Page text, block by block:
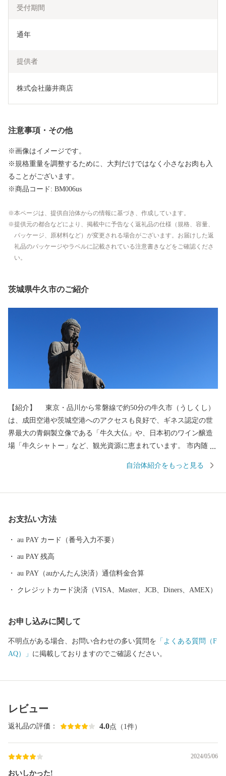
受付期間
通年
提供者
株式会社藤井商店
注意事項・その他
※画像はイメージです。
※規格重量を調整するために、大判だけではなく小さなお肉も入
ることがございます。
※商品コード: BM006us
本ページは、提供自治体からの情報に基づき、作成しています。
提供元の都合などにより、掲載中に予告なく返礼品の仕様（規格、容量、
パッケージ、原材料など）が変更される場合がございます。お届けした返
礼品のパッケージやラベルに記載されている注意書きなどをご確認くださ
い。
茨城県牛久市のご紹介
【紹介】 東京・品川から常磐線で約50分の牛久市（うしくし）
は、成田空港や茨城空港へのアクセスも良好で、ギネス認定の世
界最大の青銅製立像である「牛久大仏」や、日本初のワイン醸造
場「牛久シャトー」など、観光資源に恵まれています。 市内随一
た画家「小川芋銭」のアトリエである雲魚亭（小川芋銭記念館）
ください。 【見どころ】 ・牛久シャトー 明治期の実業家、神
た牛久市を代表する歴史ある施設です。傅兵衛は、ブランデーの
カクテル「電気ブラン」や輸入葡萄酒を日本人の口に合うように
甘く精製した「蜂印香鼠葡萄酒」をヒットさせ、葡萄栽培からワ
は育たないとされていましたが、調査研究を重ね、1898年に広さ2
自治体紹介をもっと見る
お支払い方法
au PAY カード（番号入力不要）
au PAY 残高
au PAY（auかんたん決済）通信料金合算
クレジットカード決済（VISA、Master、JCB、Diners、AMEX）
お申し込みに関して
不明点がある場合、お問い合わせの多い質問を 「よくある質問（F
AQ）」 に掲載しておりますのでご確認ください。
レビュー
返礼品の評価： 4.0点（1件）
2024/05/06
おいしかった!